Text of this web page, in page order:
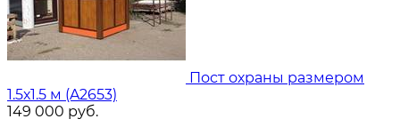
Пост охраны размером
1.5х1.5 м (A2653)
149 000 руб.